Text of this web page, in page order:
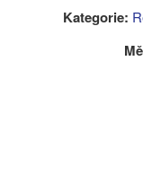
Kategorie: